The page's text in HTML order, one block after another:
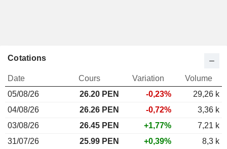
Cotations
Date Cours Variation
Volume
05/08/26
26.20 PEN -0,23%
29,26 k
04/08/26
26.26 PEN -0,72%
3,36 k
03/08/26
26.45 PEN +1,77%
7,21 k
31/07/26
25.99 PEN +0,39% 8,3 k